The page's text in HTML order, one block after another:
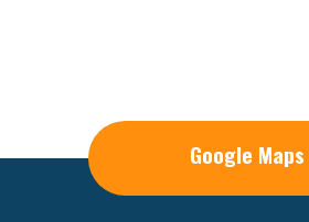
Google Maps